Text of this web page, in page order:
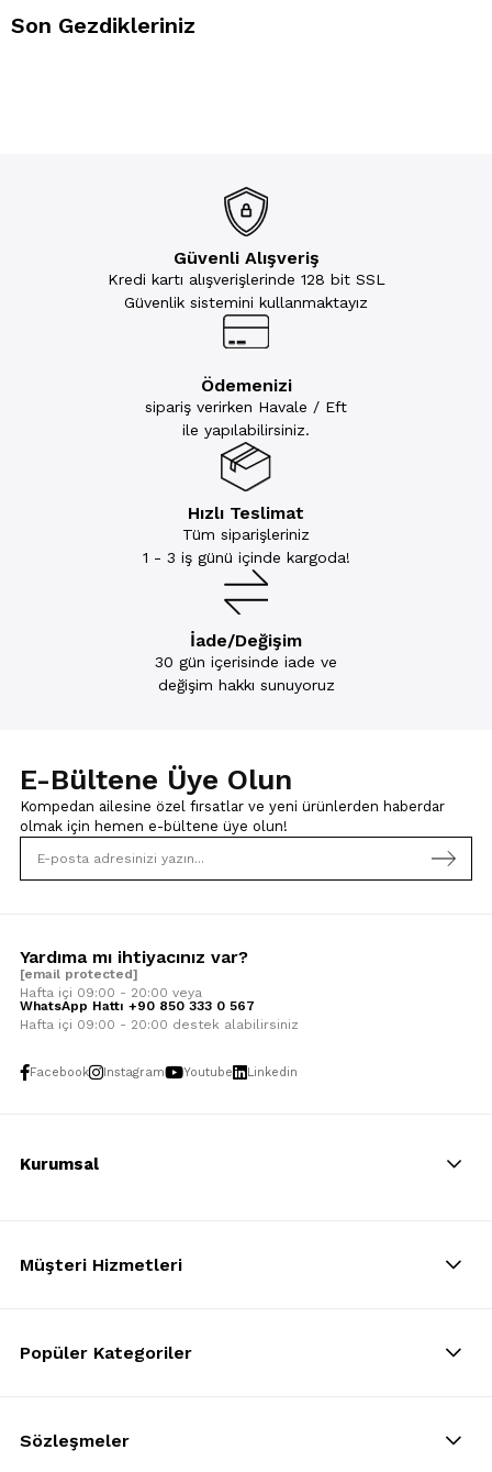
Son Gezdikleriniz
Güvenli Alışveriş
Kredi kartı alışverişlerinde 128 bit SSL
Güvenlik sistemini kullanmaktayız
Ödemenizi
sipariş verirken Havale / Eft
ile yapılabilirsiniz.
Hızlı Teslimat
Tüm siparişleriniz
1 - 3 iş günü içinde kargoda!
İade/Değişim
30 gün içerisinde iade ve
değişim hakkı sunuyoruz
E-Bültene Üye Olun
Kompedan ailesine özel fırsatlar ve yeni ürünlerden haberdar
olmak için hemen e-bültene üye olun!
Yardıma mı ihtiyacınız var?
[email protected]
Hafta içi 09:00 - 20:00 veya
WhatsApp Hattı +90 850 333 0 567
Hafta içi 09:00 - 20:00 destek alabilirsiniz
Facebook Instagram Youtube Linkedin
Kurumsal
Müşteri Hizmetleri
Popüler Kategoriler
Sözleşmeler